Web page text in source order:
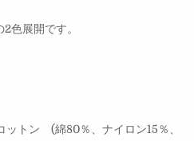
色展開です。
ン (綿80％、ナイロン15％、